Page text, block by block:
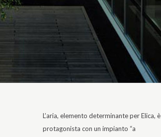
L’aria, elemento determinante per Elica, è
protagonista con un impianto “a